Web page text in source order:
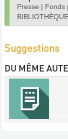
Presse | Fonds
Suggestions
DU MÊME